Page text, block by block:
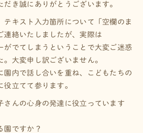
だき誠にありがとうございます。
テキスト入力箇所について「空欄のま
連絡いたしましたが、実際は
がでてしまうということで大変ご迷惑
。大変申し訳ございません。
園内で話し合いを重ね、こどもたちの
立てて参ります。
さんの心身の発達に役立っています
園ですか？